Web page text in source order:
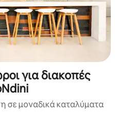
για διακοπές
σε μοναδικά καταλύματα